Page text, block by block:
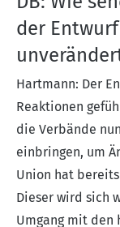
der
Hartmann: Der
Reaktionen
die Verbände
einbringen, um
Union hat
Dieser wird sich
Umgang mit den